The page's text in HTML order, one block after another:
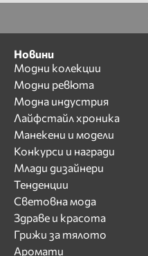
Новини
Модни колекции
Модни ревюта
Модна индустрия
Лайфстайл хроника
Манекени и модели
Конкурси и награди
Млади дизайнери
Тенденции
Световна мода
Здраве и красота
Грижи за тялото
Аромати